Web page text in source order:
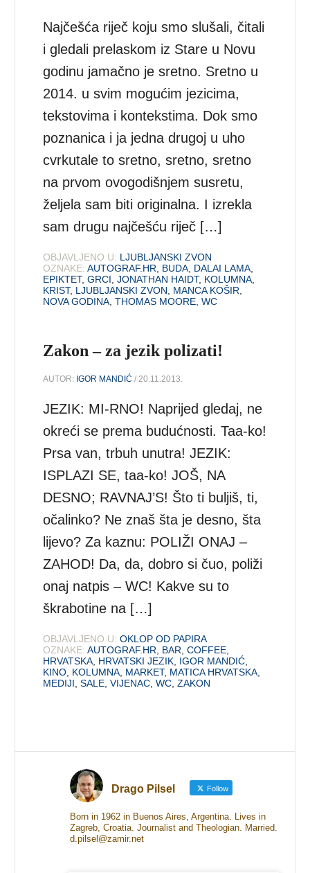
Najčešća riječ koju smo slušali, čitali
i gledali prelaskom iz Stare u Novu
godinu jamačno je sretno. Sretno u
2014. u svim mogućim jezicima,
tekstovima i kontekstima. Dok smo
poznanica i ja jedna drugoj u uho
cvrkutale to sretno, sretno, sretno
na prvom ovogodišnjem susretu,
željela sam biti originalna. I izrekla
sam drugu najčešću riječ […]
OBJAVLJENO U: LJUBLJANSKI ZVON
OZNAKE: AUTOGRAF.HR BUDA DALAI LAMA
EPIKTET,GRCI ,JONATHAN HAIDT, KOLUMNA
KRIST, LJUBLJANSKI ZVON MANCA KOŠIR
NOVA GODINA ,THOMAS MOORE ,WC
Zakon – za jezik polizati!
AUTOR: IGOR MANDIĆ / 20.11.2013.
JEZIK: MI-RNO! Naprijed gledaj, ne
okreći se prema budućnosti. Taa-ko!
Prsa van, trbuh unutra! JEZIK:
ISPLAZI SE, taa-ko! JOŠ, NA
DESNO; RAVNAJ’S! Što ti buljiš, ti,
očalinko? Ne znaš šta je desno, šta
lijevo? Za kaznu: POLIŽI ONAJ –
ZAHOD! Da, da, dobro si čuo, poliži
onaj natpis – WC! Kakve su to
škrabotine na […]
OBJAVLJENO U: OKLOP OD PAPIRA
OZNAKE: AUTOGRAF.HR BAR ,COFFEE
HRVATSKA HRVATSKI JEZIK IGOR MANDIĆ
KINO KOLUMNA MARKET, MATICA HRVATSKA
MEDIJI ,SALE ,VIJENAC ,WC ,ZAKON
Drago Pilsel Follow
Born in 1962 in Buenos Aires, Argentina. Lives in
Zagreb, Croatia. Journalist and Theologian. Married.
d.pilsel@zamir.net